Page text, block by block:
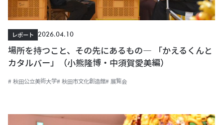
レポート
2026.04.10
場所を持つこと、その先にあるもの― 「かえるくんと
カタルバー」（小熊隆博・中須賀愛美編）
# 秋田公立美術大学# 秋田市文化創造館# 展覧会